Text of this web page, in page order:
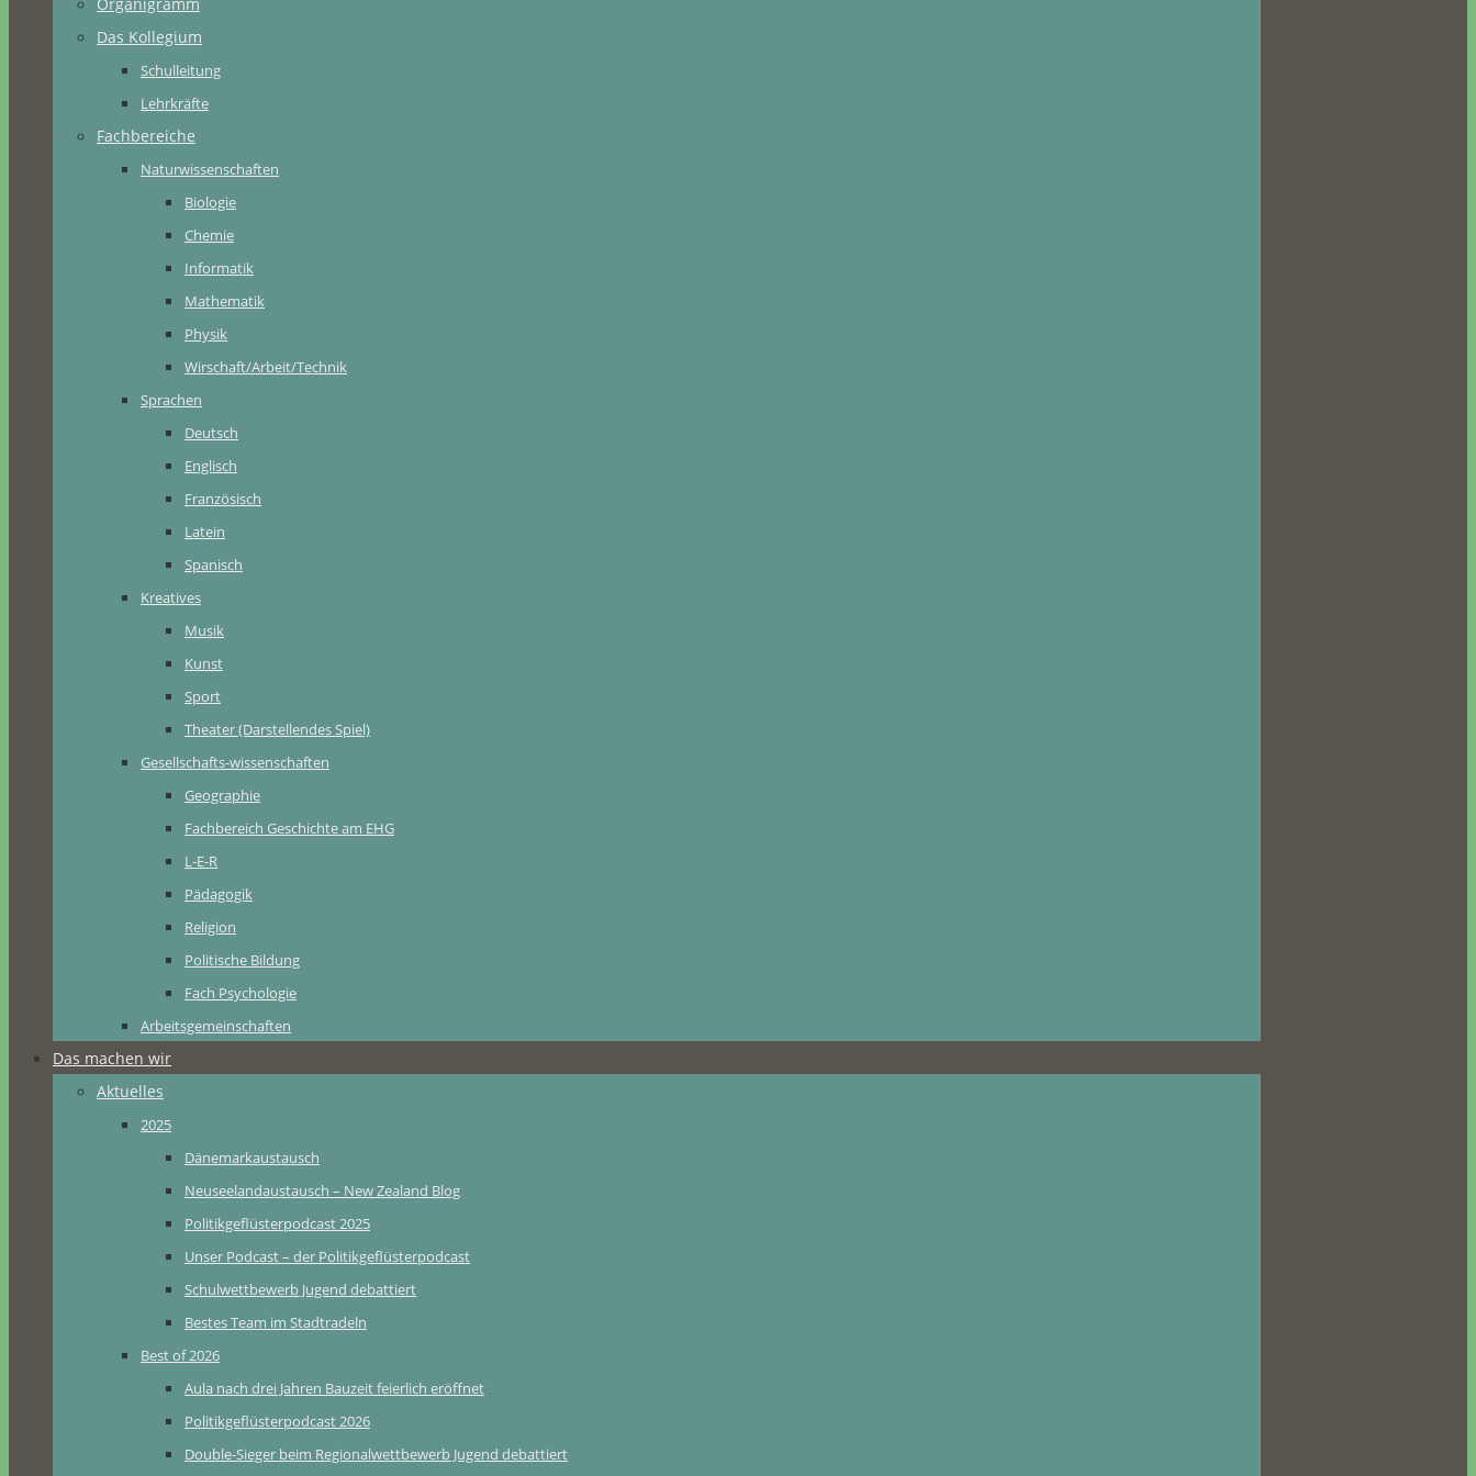
Das Kollegium
Schulleitung
Lehrkräfte
Fachbereiche
Naturwissenschaften
Biologie
Chemie
Informatik
Mathematik
Physik
Wirschaft/Arbeit/Technik
Sprachen
Deutsch
Englisch
Französisch
Latein
Spanisch
Kreatives
Musik
Kunst
Sport
Theater (Darstellendes Spiel)
Gesellschafts-wissenschaften
Geographie
Fachbereich Geschichte am EHG
L-E-R
Pädagogik
Religion
Politische Bildung
Fach Psychologie
Arbeitsgemeinschaften
Das machen wir
Aktuelles
2025
Dänemarkaustausch
Neuseelandaustausch – New Zealand Blog
Politikgeflüsterpodcast 2025
Unser Podcast – der Politikgeflüsterpodcast
Schulwettbewerb Jugend debattiert
Bestes Team im Stadtradeln
Best of 2026
Aula nach drei Jahren Bauzeit feierlich eröffnet
Politikgeflüsterpodcast 2026
Double-Sieger beim Regionalwettbewerb Jugend debattiert